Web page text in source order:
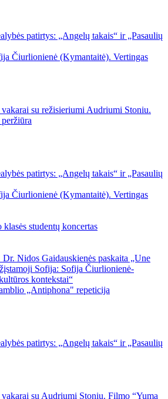
patirtys: „Angelų takais“ ir „Pasaulių
Čiurlionienė (Kymantaitė). Vertingas
su režisieriumi Audriumi Stoniu.
patirtys: „Angelų takais“ ir „Pasaulių
Čiurlionienė (Kymantaitė). Vertingas
studentų koncertas
Nidos Gaidauskienės paskaita „Une
Sofija: Sofija Čiurlionienė-
kontekstai“
„Antiphona" repeticija
patirtys: „Angelų takais“ ir „Pasaulių
su Audriumi Stoniu. Filmo “Yuma